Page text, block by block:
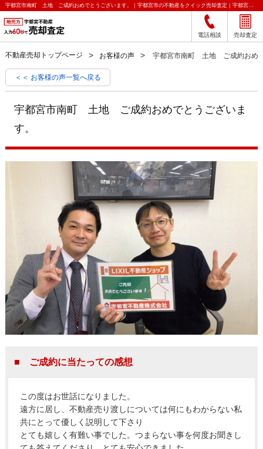
宇都宮市南町 土地 ご成約おめでとうございます。｜宇都宮市の不動産をクイック売却査定｜宇都宮不動産
電話相談 売却査定
不動産売却トップページ お客様の声 宇都宮市南町 土地 ご成約おめ
＜＜ お客様の声一覧へ戻る
宇都宮市南町 土地 ご成約おめでとうございま
す。
■ ご成約に当たっての感想
この度はお世話になりました。
遠方に居し、不動産売り渡しについては何にもわからない私
共にとって優しく説明して下さり
とても嬉しく有難い事でした。つまらない事を何度お聞きし